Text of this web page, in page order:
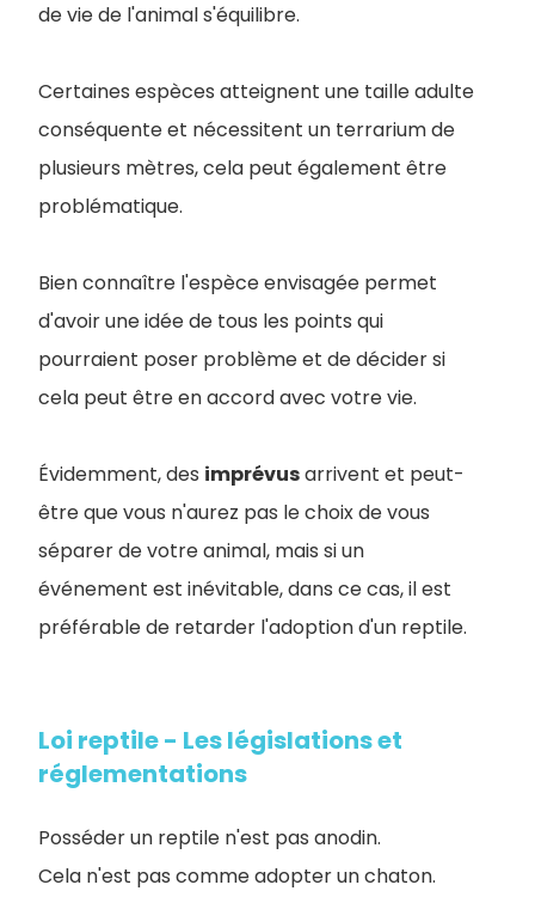
de vie de l'animal s'équilibre.
Certaines espèces atteignent une taille adulte
conséquente et nécessitent un terrarium de
plusieurs mètres, cela peut également être
problématique.
Bien connaître l'espèce envisagée permet
d'avoir une idée de tous les points qui
pourraient poser problème et de décider si
cela peut être en accord avec votre vie.
Évidemment, des imprévusarrivent et peut-
être que vous n'aurez pas le choix de vous
séparer de votre animal, mais si un
événement est inévitable, dans ce cas, il est
préférable de retarder l'adoption d'un reptile.
Loi reptile - Les législations et
réglementations
Posséder un reptile n'est pas anodin.
Cela n'est pas comme adopter un chaton.